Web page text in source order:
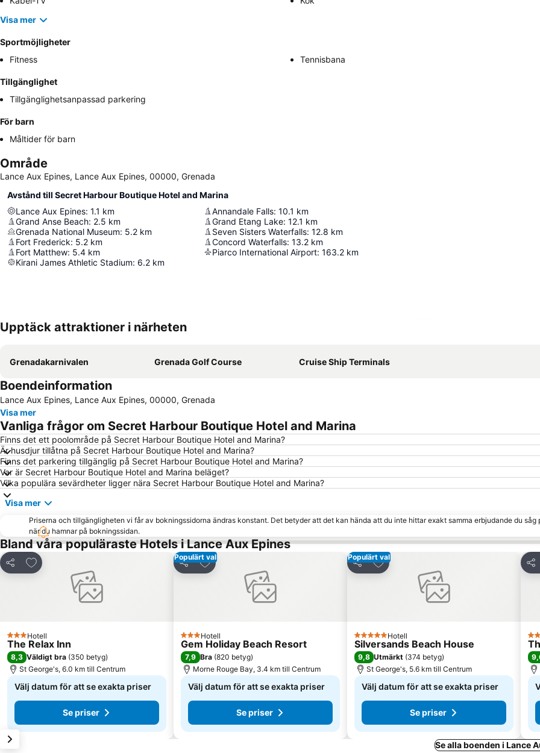
Visa mer
Sportmöjligheter
Fitness
Tennisbana
Tillgänglighet
Tillgänglighetsanpassad parkering
För barn
Måltider för barn
Område
Lance Aux Epines, Lance Aux Epines, 00000, Grenada
Avstånd till Secret Harbour Boutique Hotel and Marina
Lance Aux Epines: 1.1 km
Grand Anse Beach: 2.5 km
Grenada National Museum: 5.2 km
Fort Frederick: 5.2 km
Fort Matthew: 5.4 km
Kirani James Athletic Stadium: 6.2 km
Annandale Falls: 10.1 km
Grand Etang Lake: 12.1 km
Seven Sisters Waterfalls: 12.8 km
Concord Waterfalls: 13.2 km
Piarco International Airport: 163.2 km
Upptäck attraktioner i närheten
Grenadakarnivalen Grenada Golf Course Cruise Ship Terminals
Boendeinformation
Lance Aux Epines, Lance Aux Epines, 00000, Grenada
Visa mer
Vanliga frågor om Secret Harbour Boutique Hotel and Marina
Finns det ett poolområde på Secret Harbour Boutique Hotel and Marina?
Är husdjur tillåtna på Secret Harbour Boutique Hotel and Marina?
Finns det parkering tillgänglig på Secret Harbour Boutique Hotel and Marina?
Var är Secret Harbour Boutique Hotel and Marina beläget?
Vilka populära sevärdheter ligger nära Secret Harbour Boutique Hotel and Marina?
Visa mer
Priserna och tillgängligheten vi får av bokningssidorna ändras konstant. Det betyder att det kan hända att du inte hittar exakt samma erbjudande du såg
när du hamnar på bokningssidan.
Bland våra populäraste Hotels i Lance Aux Epines
Dela
Lägg till i Mina Favoriter
3 Stjärnor
Hotell
The Relax Inn
8,3 Väldigt bra (350 betyg)
St George's, 6.0 km till Centrum
Välj datum för att se exakta priser
Se priser
Populärt val
Dela
Lägg till i Mina Favoriter
3 Stjärnor
Hotell
Gem Holiday Beach Resort
7,9 Bra (820 betyg)
Morne Rouge Bay, 3.4 km till Centrum
Välj datum för att se exakta priser
Se priser
Populärt val
Dela
Lägg till i Mina Favoriter
5 StjärnorHotell
Silversands Beach House
9,8 Utmärkt (374 betyg)
St George's, 5.6 km till Centrum
Välj datum för att se exakta priser
Se priser
Dela
3
Se alla boenden i Lance